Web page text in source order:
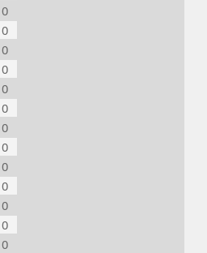
0
0
0
0
0
0
0
0
0
0
0
0
0